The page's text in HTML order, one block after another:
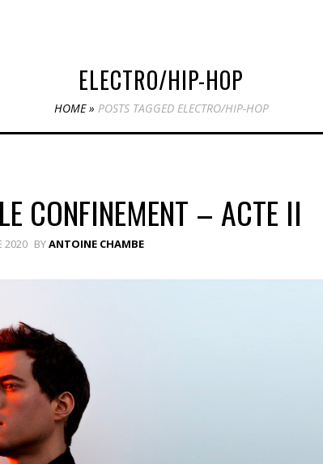
ELECTRO/HIP-HOP
HOME» POSTS TAGGED ELECTRO/HIP-HOP
CONFINEMENT – ACTE II
2020 BYANTOINE CHAMBE